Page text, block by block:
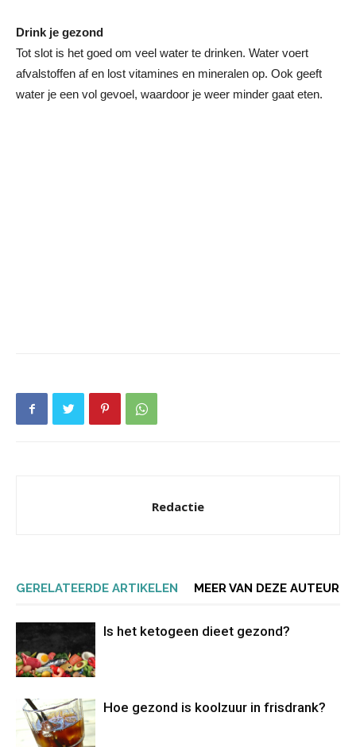
Drink je gezond
Tot slot is het goed om veel water te drinken. Water voert
afvalstoffen af en lost vitamines en mineralen op. Ook geeft
water je een vol gevoel, waardoor je weer minder gaat eten.
Redactie
GERELATEERDE ARTIKELEN MEER VAN DEZE AUTEUR
Is het ketogeen dieet gezond?
Hoe gezond is koolzuur in frisdrank?